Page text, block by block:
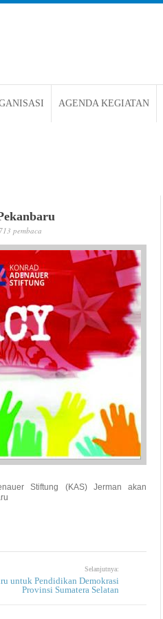
AGENDA KEGIATAN
pembaca
Stiftung (KAS) Jerman akan
Selanjutnya:
untuk Pendidikan Demokrasi
Provinsi Sumatera Selatan